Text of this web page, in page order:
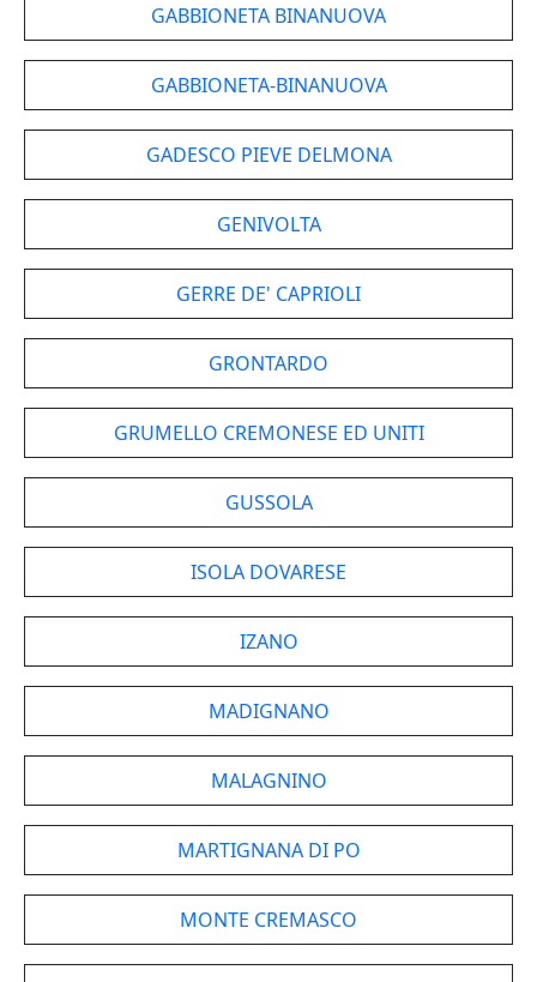
GABBIONETA BINANUOVA
GABBIONETA-BINANUOVA
GADESCO PIEVE DELMONA
GENIVOLTA
GERRE DE' CAPRIOLI
GRONTARDO
GRUMELLO CREMONESE ED UNITI
GUSSOLA
ISOLA DOVARESE
IZANO
MADIGNANO
MALAGNINO
MARTIGNANA DI PO
MONTE CREMASCO